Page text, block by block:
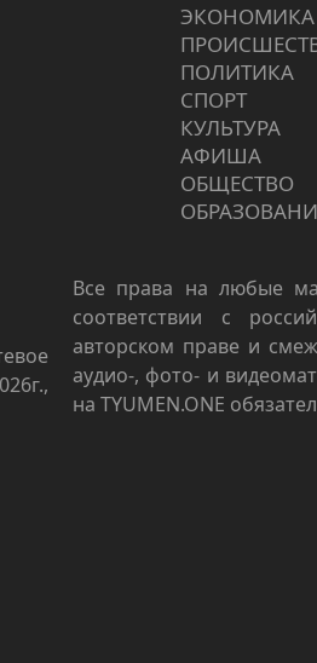
ЭКОНОМИКА
ПОЛИТИКА
СПОРТ
КУЛЬТУРА
АФИША
ОБЩЕСТВО
Все права на любые
соответствии с
авторском праве и
аудио-, фото- и
на TYUMEN.ONE